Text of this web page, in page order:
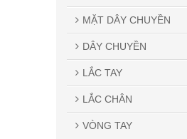
MẶT DÂY CHUYỀN
DÂY CHUYỀN
LẮC TAY
LẮC CHÂN
VÒNG TAY